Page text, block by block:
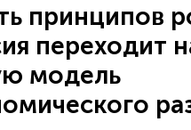
принципов
переходит
модель